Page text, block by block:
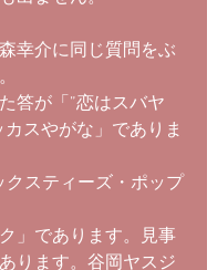
幸介に同じ質問をぶ
答が「”恋はスバヤ
スやがな」でありま
クスティーズ・ポップ
」であります。見事
ります。谷岡ヤスジ